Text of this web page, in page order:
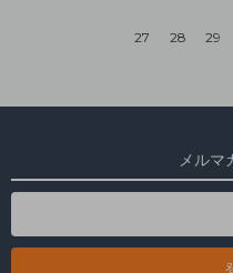
27 28 29
メルマ